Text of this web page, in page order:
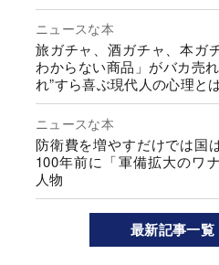
ニュースな本
旅ガチャ、酒ガチャ、本ガ
わからない商品」がバカ売
れ”すら喜ぶ現代人の心理と
ニュースな本
防衛費を増やすだけでは国
100年前に「軍備拡大のワ
人物
最新記事一覧